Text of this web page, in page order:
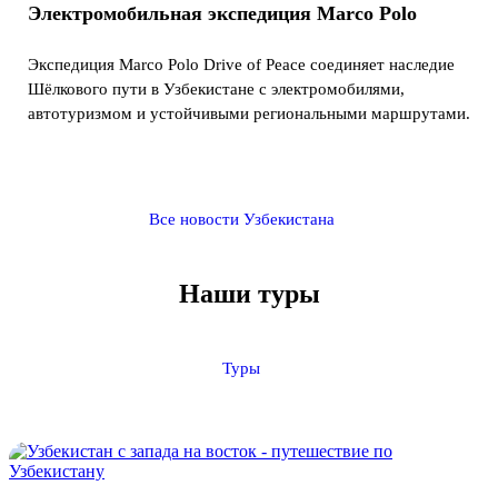
Электромобильная экспедиция Marco Polo
Экспедиция Marco Polo Drive of Peace соединяет наследие
Шёлкового пути в Узбекистане с электромобилями,
автотуризмом и устойчивыми региональными маршрутами.
Все новости Узбекистана
Наши туры
Туры